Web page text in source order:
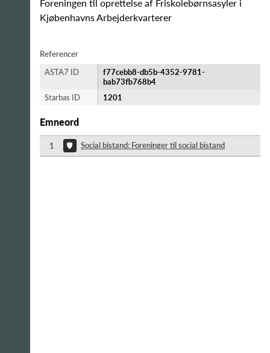
Foreningen til oprettelse af Friskolebørnsasyler i
Kjøbenhavns Arbejderkvarterer
Referencer
ASTA7 ID
f77cebb8-db5b-4352-9781-
bab73fb768b4
Starbas ID
1201
Emneord
1 Social bistand: Foreninger til social bistand